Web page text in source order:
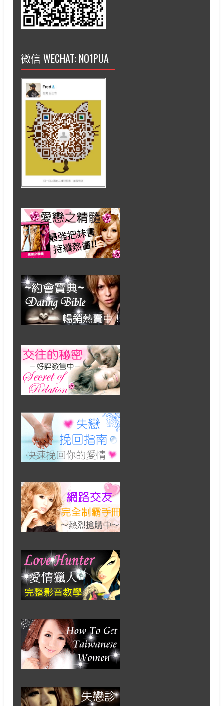
微信 WECHAT: NO1PUA